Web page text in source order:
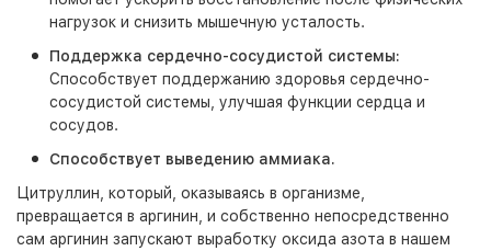
нагрузок и снизить мышечную усталость.
Поддержка сердечно-сосудистой системы:
Способствует поддержанию здоровья сердечно-
сосудистой системы, улучшая функции сердца и
сосудов.
Способствует выведению аммиака.
Цитруллин, который, оказываясь в организме,
превращается в аргинин, и собственно непосредственно
сам аргинин запускают выработку оксида азота в нашем